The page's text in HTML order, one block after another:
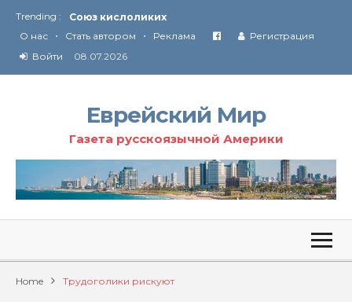
Trending :
Технология Революции в Иране
О нас • Стать автором • Реклама
Регистрация
Войти
08.07.2026
Еврейский Мир
Газета русскоязычной Америки
Home Трудоголики рискуют